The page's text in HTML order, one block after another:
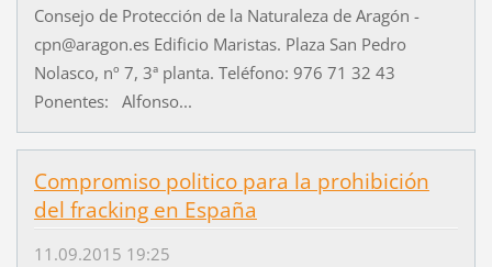
Consejo de Protección de la Naturaleza de Aragón -
cpn@aragon.es Edificio Maristas. Plaza San Pedro
Nolasco, nº 7, 3ª planta. Teléfono: 976 71 32 43
Ponentes: Alfonso...
Compromiso politico para la prohibición
del fracking en España
11.09.2015 19:25